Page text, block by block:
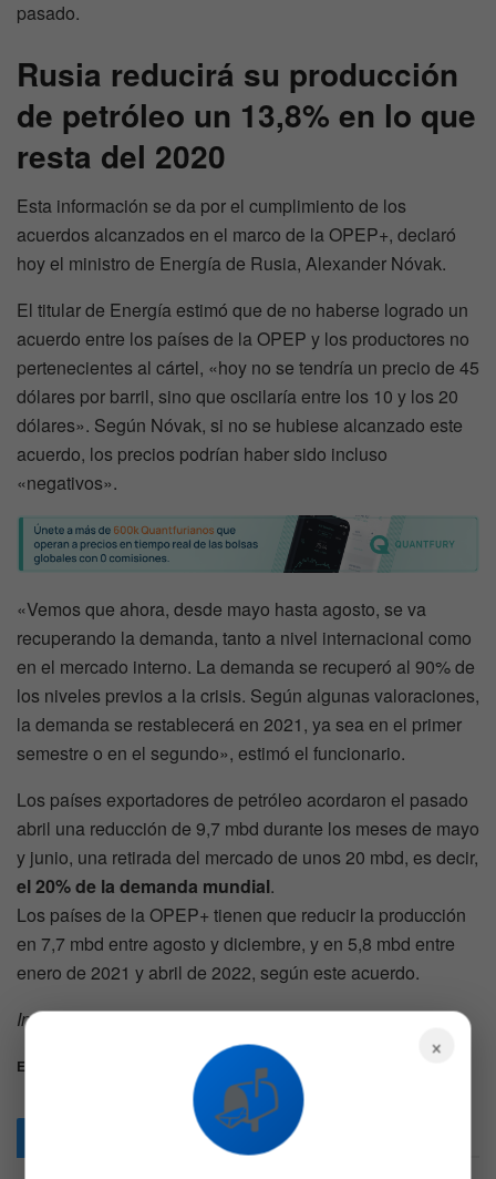
pasado.
Rusia reducirá su producción
de petróleo un 13,8% en lo que
resta del 2020
Esta información se da por el cumplimiento de los
acuerdos alcanzados en el marco de la OPEP+, declaró
hoy el ministro de Energía de Rusia, Alexander Nóvak.
El titular de Energía estimó que de no haberse logrado un
acuerdo entre los países de la OPEP y los productores no
pertenecientes al cártel, «hoy no se tendría un precio de 45
dólares por barril, sino que oscilaría entre los 10 y los 20
dólares». Según Nóvak, si no se hubiese alcanzado este
acuerdo, los precios podrían haber sido incluso
«negativos».
«Vemos que ahora, desde mayo hasta agosto, se va
recuperando la demanda, tanto a nivel internacional como
en el mercado interno. La demanda se recuperó al 90% de
los niveles previos a la crisis. Según algunas valoraciones,
la demanda se restablecerá en 2021, ya sea en el primer
semestre o en el segundo», estimó el funcionario.
Los países exportadores de petróleo acordaron el pasado
abril una reducción de 9,7 mbd durante los meses de mayo
y junio, una retirada del mercado de unos 20 mbd, es decir,
el 20% de la demanda mundial.
Los países de la OPEP+ tienen que reducir la producción
en 7,7 mbd entre agosto y diciembre, y en 5,8 mbd entre
enero de 2021 y abril de 2022, según este acuerdo.
Información aportada por agencias AFP y EFE
Etiquetas: Estados Unidos Petróleo
Relacionados
×
📬